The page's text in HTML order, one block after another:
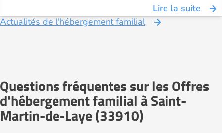
Lire la suite
Actualités de l'hébergement familial
Questions fréquentes sur les Offres
d'hébergement familial à Saint-
Martin-de-Laye (33910)